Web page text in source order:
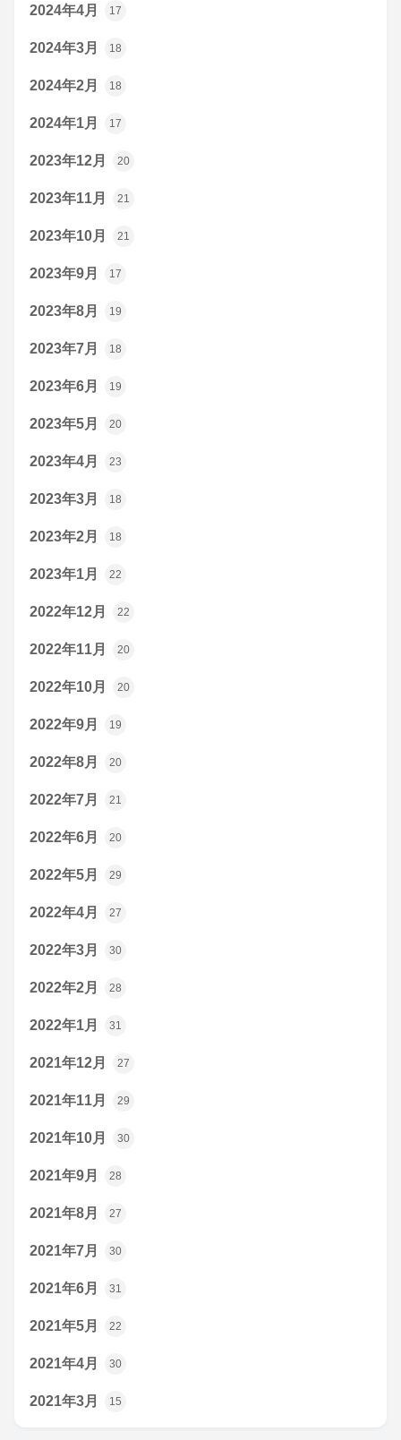
2024年4月 17
2024年3月 18
2024年2月 18
2024年1月 17
2023年12月 20
2023年11月 21
2023年10月 21
2023年9月 17
2023年8月 19
2023年7月 18
2023年6月 19
2023年5月 20
2023年4月 23
2023年3月 18
2023年2月 18
2023年1月 22
2022年12月 22
2022年11月 20
2022年10月 20
2022年9月 19
2022年8月 20
2022年7月 21
2022年6月 20
2022年5月 29
2022年4月 27
2022年3月 30
2022年2月 28
2022年1月 31
2021年12月 27
2021年11月 29
2021年10月 30
2021年9月 28
2021年8月 27
2021年7月 30
2021年6月 31
2021年5月 22
2021年4月 30
2021年3月 15